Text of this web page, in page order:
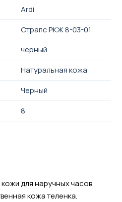
Ardi
Страпс РКЖ 8-03-01
черный
Натуральная кожа
Черный
8
для наручных часов.
кожа теленка.